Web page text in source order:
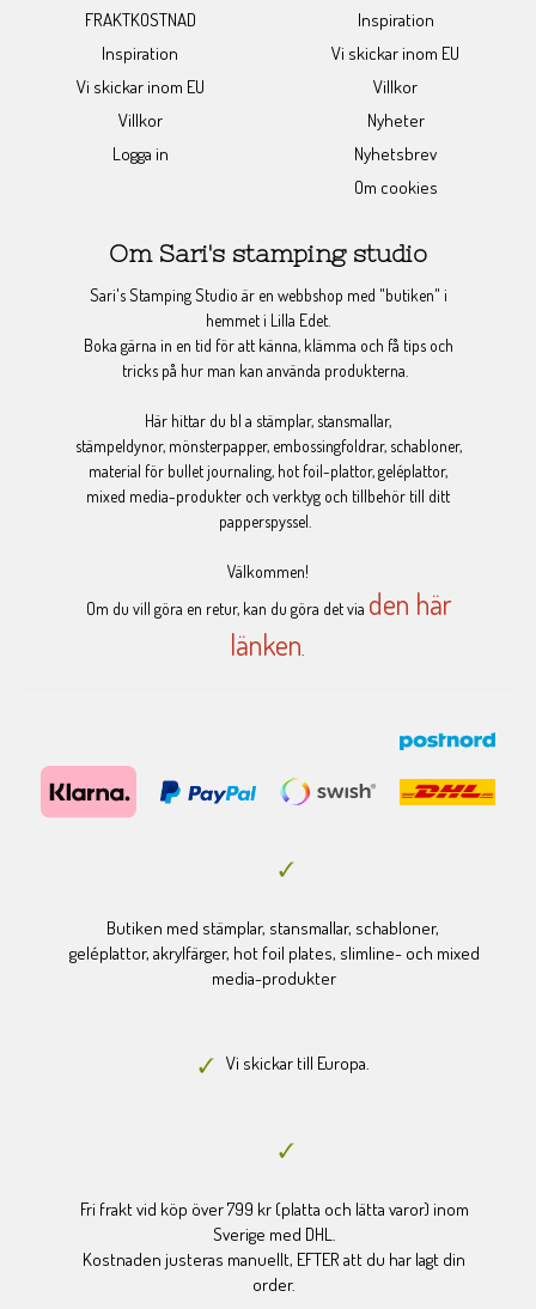
FRAKTKOSTNAD
Inspiration
Vi skickar inom EU
Villkor
Logga in
Inspiration
Vi skickar inom EU
Villkor
Nyheter
Nyhetsbrev
Om cookies
Om Sari's stamping studio
Sari's Stamping Studio är en webbshop med "butiken" i
hemmet i Lilla Edet.
Boka gärna in en tid för att känna, klämma och få tips och
tricks på hur man kan använda produkterna.
Här hittar du bl a stämplar, stansmallar,
stämpeldynor, mönsterpapper, embossingfoldrar, schabloner,
material för bullet journaling, hot foil-plattor, geléplattor,
mixed media-produkter och verktyg och tillbehör till ditt
papperspyssel.
Välkommen!
Om du vill göra en retur, kan du göra det via den här
länken.
Butiken med stämplar, stansmallar, schabloner,
geléplattor, akrylfärger, hot foil plates, slimline- och mixed
media-produkter
Vi skickar till Europa.
Fri frakt vid köp över 799 kr (platta och lätta varor) inom
Sverige med DHL.
Kostnaden justeras manuellt, EFTER att du har lagt din
order.